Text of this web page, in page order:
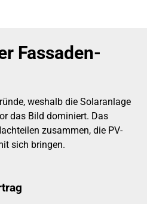
Fassaden-
weshalb die Solaranlage
das Bild dominiert. Das
zusammen, die PV-
sich bringen.